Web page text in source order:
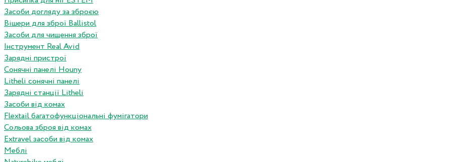
Засоби догляду за зброєю
Вішери для зброї Ballistol
Засоби для чищення зброї
Інструмент Real Avid
Зарядні пристрої
Сонячні панелі Houny
Litheli сонячні панелі
Зарядні станції Litheli
Засоби від комах
Flextail багатофункціональні фумігатори
Сольова зброя від комах
Extravel засоби від комах
Меблі